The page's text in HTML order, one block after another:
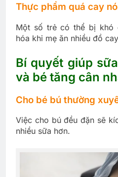
Thực phẩm quá cay
Một số trẻ có thể bị khó
hóa khi mẹ ăn nhiều đồ
Bí quyết giúp
và bé tăng cân
Cho bé bú thường
Việc cho bú đều đặn sẽ
nhiều sữa hơn.